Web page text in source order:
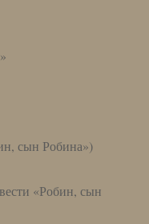
сын Робина»)
«Робин, сын